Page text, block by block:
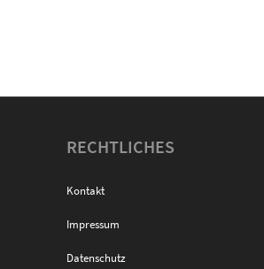
RECHTLICHES
Kontakt
Impressum
Datenschutz